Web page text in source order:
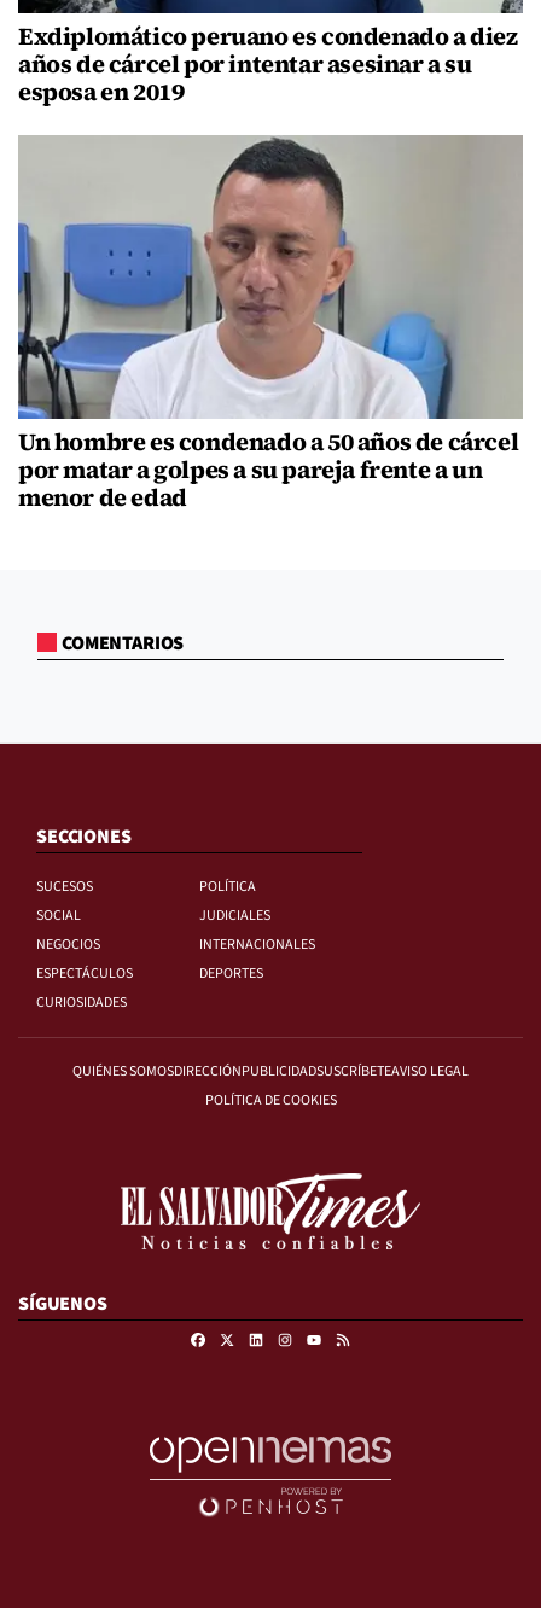
Exdiplomático peruano es condenado a diez
años de cárcel por intentar asesinar a su
esposa en 2019
Un hombre es condenado a 50 años de cárcel
por matar a golpes a su pareja frente a un
menor de edad
COMENTARIOS
SECCIONES
SUCESOS
POLÍTICA
SOCIAL
JUDICIALES
NEGOCIOS
INTERNACIONALES
ESPECTÁCULOS
DEPORTES
CURIOSIDADES
QUIÉNES SOMOSDIRECCIÓNPUBLICIDADSUSCRÍBETEAVISO LEGAL
POLÍTICA DE COOKIES
SÍGUENOS
FacebookLinkedinInstagramRSS